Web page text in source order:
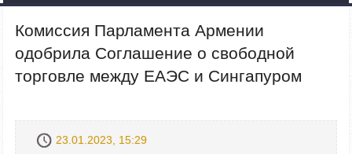
Комиссия Парламента Армении
одобрила Соглашение о свободной
торговле между ЕАЭС и Сингапуром
23.01.2023, 15:29